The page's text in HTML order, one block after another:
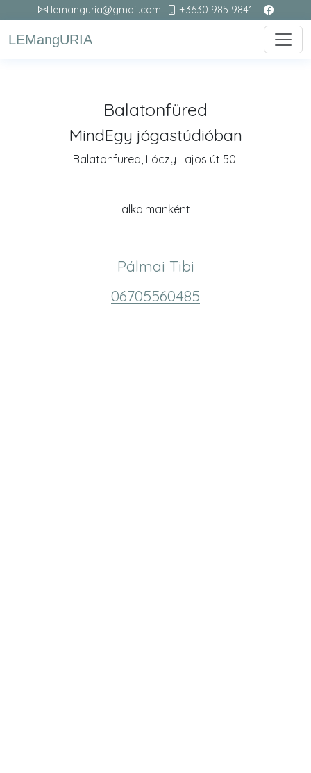
lemanguria@gmail.com +3630 985 9841
LEMangURIA
Balatonfüred
MindEgy jógastúdióban
Balatonfüred, Lóczy Lajos út 50.
alkalmanként
Pálmai Tibi
06705560485